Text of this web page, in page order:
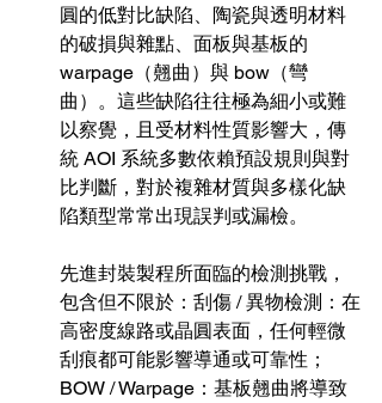
圓的低對比缺陷、陶瓷與透明材料
的破損與雜點、面板與基板的
warpage（翹曲）與 bow（彎
曲）。這些缺陷往往極為細小或難
以察覺，且受材料性質影響大，傳
統 AOI 系統多數依賴預設規則與對
比判斷，對於複雜材質與多樣化缺
陷類型常常出現誤判或漏檢。
先進封裝製程所面臨的檢測挑戰，
包含但不限於：刮傷 / 異物檢測：在
高密度線路或晶圓表面，任何輕微
刮痕都可能影響導通或可靠性；
BOW / Warpage：基板翹曲將導致